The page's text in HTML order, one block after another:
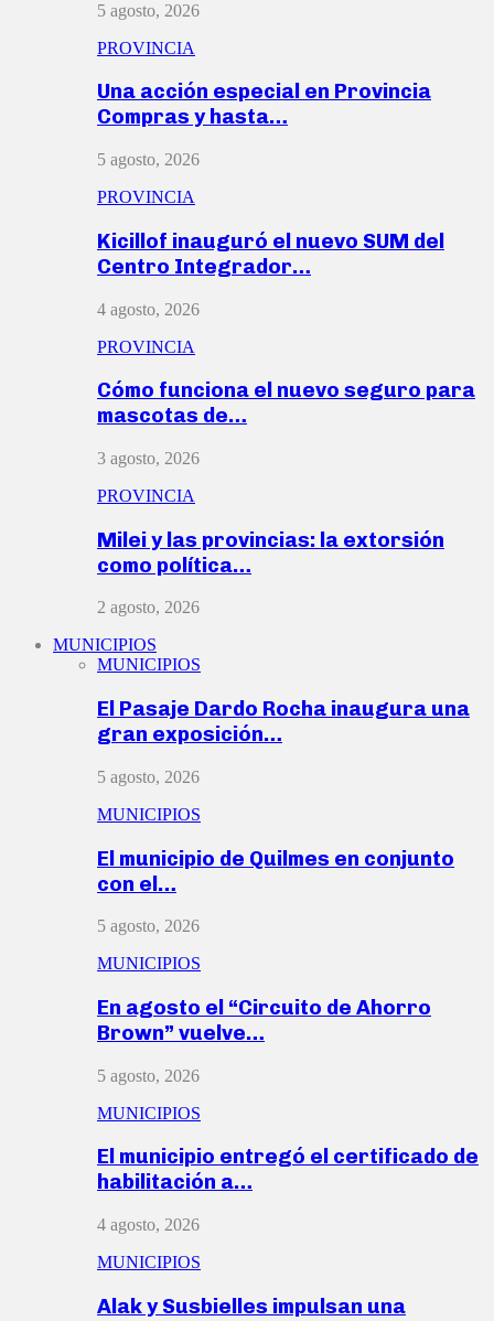
5 agosto, 2026
PROVINCIA
Una acción especial en Provincia
Compras y hasta…
5 agosto, 2026
PROVINCIA
Kicillof inauguró el nuevo SUM del
Centro Integrador…
4 agosto, 2026
PROVINCIA
Cómo funciona el nuevo seguro para
mascotas de…
3 agosto, 2026
PROVINCIA
Milei y las provincias: la extorsión
como política…
2 agosto, 2026
MUNICIPIOS
MUNICIPIOS
El Pasaje Dardo Rocha inaugura una
gran exposición…
5 agosto, 2026
MUNICIPIOS
El municipio de Quilmes en conjunto
con el…
5 agosto, 2026
MUNICIPIOS
En agosto el “Circuito de Ahorro
Brown” vuelve…
5 agosto, 2026
MUNICIPIOS
El municipio entregó el certificado de
habilitación a…
4 agosto, 2026
MUNICIPIOS
Alak y Susbielles impulsan una